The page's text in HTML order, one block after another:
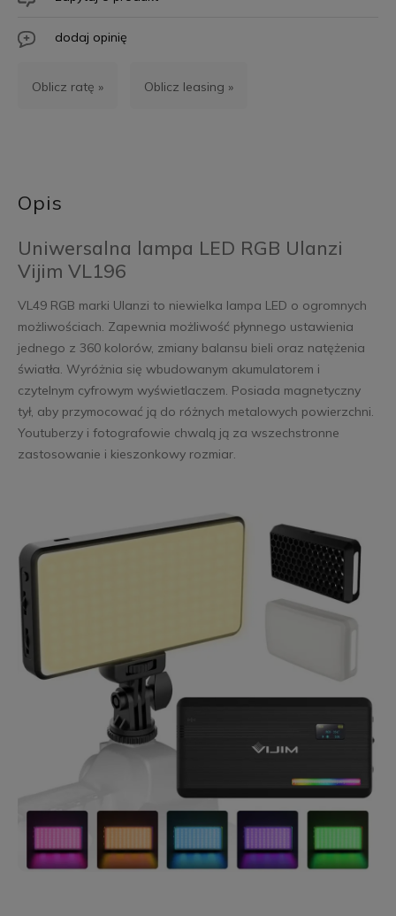
dodaj opinię
Oblicz ratę » Oblicz leasing »
Opis
Uniwersalna lampa LED RGB Ulanzi
Vijim VL196
VL49 RGB marki Ulanzi to niewielka lampa LED o ogromnych
możliwościach. Zapewnia możliwość płynnego ustawienia
jednego z 360 kolorów, zmiany balansu bieli oraz natężenia
światła. Wyróżnia się wbudowanym akumulatorem i
czytelnym cyfrowym wyświetlaczem. Posiada magnetyczny
tył, aby przymocować ją do różnych metalowych powierzchni.
Youtuberzy i fotografowie chwalą ją za wszechstronne
zastosowanie i kieszonkowy rozmiar.